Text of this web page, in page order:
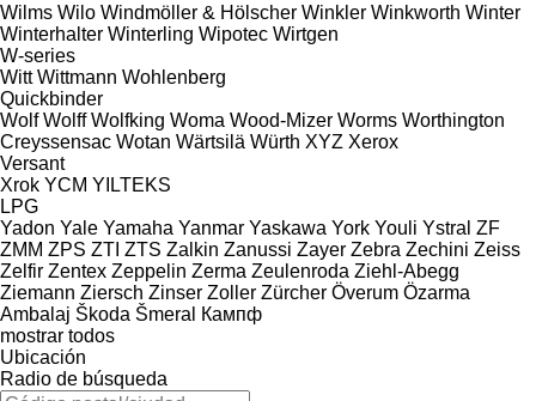
Wilms Wilo Windmöller & Hölscher Winkler Winkworth Winter
Winterhalter Winterling Wipotec Wirtgen
W-series
Witt Wittmann Wohlenberg
Quickbinder
Wolf Wolff Wolfking Woma Wood-Mizer Worms Worthington
Creyssensac Wotan Wärtsilä Würth XYZ Xerox
Versant
Xrok YCM YILTEKS
LPG
Yadon Yale Yamaha Yanmar Yaskawa York Youli Ystral ZF
ZMM ZPS ZTI ZTS Zalkin Zanussi Zayer Zebra Zechini Zeiss
Zelfir Zentex Zeppelin Zerma Zeulenroda Ziehl-Abegg
Ziemann Ziersch Zinser Zoller Zürcher Överum Özarma
Ambalaj Škoda Šmeral
Кампф
mostrar todos
Ubicación
Radio de búsqueda